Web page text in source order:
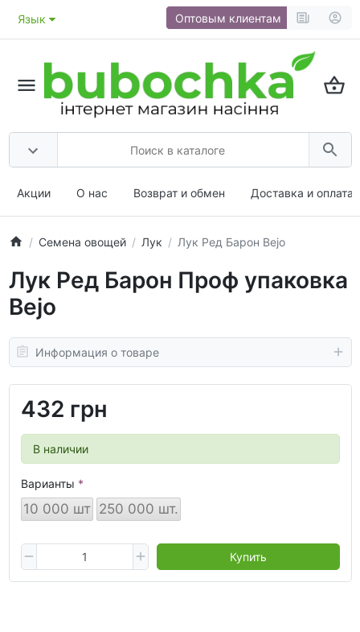
Язык Оптовым клиентам
Акции О нас Возврат и обмен Доставка и оплата
Семена овощей Лук Лук Ред Барон Bejo
Лук Ред Барон Проф упаковка
Bejo
Информация о товаре
432 грн
В наличии
Варианты
10 000 шт 250 000 шт.
Купить